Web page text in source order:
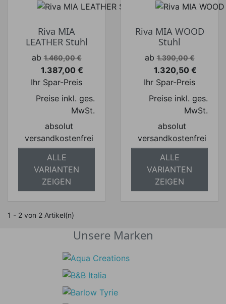
Riva MIA
LEATHER Stuhl
Verkaufspreis
ab 1.460,00 €
Preis
1.387,00 €
Ihr Spar-Preis
Preise inkl. ges.
MwSt.
absolut
versandkostenfrei
ALLE
VARIANTEN
ZEIGEN
Riva MIA WOOD
Stuhl
Verkaufspreis
ab 1.390,00 €
Preis
1.320,50 €
Ihr Spar-Preis
Preise inkl. ges.
MwSt.
absolut
versandkostenfrei
ALLE
VARIANTEN
ZEIGEN
1 - 2 von 2 Artikel(n)
Unsere Marken